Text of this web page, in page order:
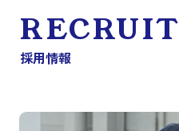
RECRUIT
採用情報